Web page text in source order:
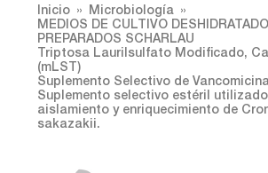
Inicio
Microbiología
MEDIOS DE CULTIVO
PREPARADOS SCHARLAU
Triptosa Laurilsulfato Modificado,
(mLST)
Suplemento Selectivo de
Suplemento selectivo estéril
aislamiento y enriquecimiento de
sakazakii.